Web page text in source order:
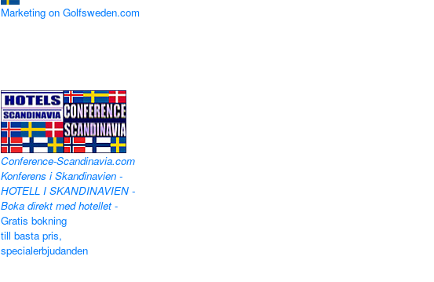
Marketing on Golfsweden.com
Conference-Scandinavia.com
Konferens i Skandinavien -
HOTELL I SKANDINAVIEN -
Boka direkt med hotellet-
Gratis bokning
till basta pris,
specialerbjudanden